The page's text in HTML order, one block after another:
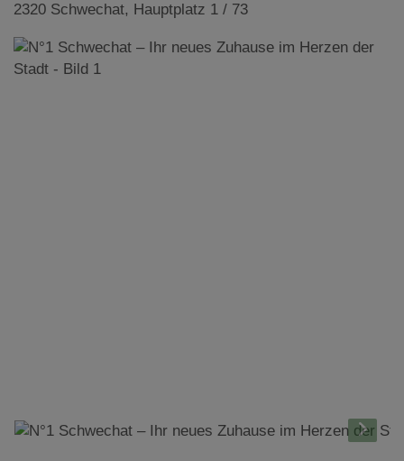
2320 Schwechat, Hauptplatz 1 / 73